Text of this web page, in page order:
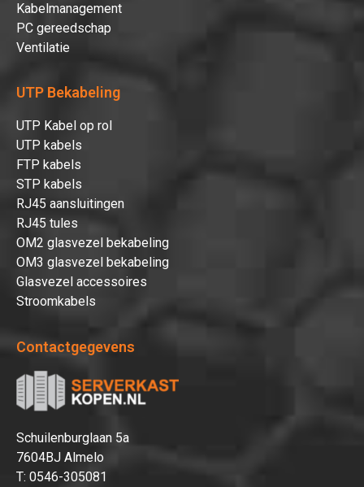
Kabelmanagement
PC gereedschap
Ventilatie
UTP Bekabeling
UTP Kabel op rol
UTP kabels
FTP kabels
STP kabels
RJ45 aansluitingen
RJ45 tules
OM2 glasvezel bekabeling
OM3 glasvezel bekabeling
Glasvezel accessoires
Stroomkabels
Contactgegevens
Schuilenburglaan 5a
7604BJ Almelo
T: 0546-305081